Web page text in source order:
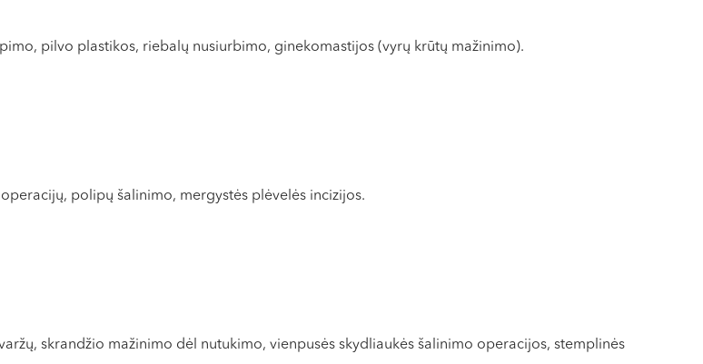
pilvo plastikos, riebalų nusiurbimo, ginekomastijos (vyrų krūtų mažinimo).
polipų šalinimo, mergystės plėvelės incizijos.
skrandžio mažinimo dėl nutukimo, vienpusės skydliaukės šalinimo operacijos, stemplinės